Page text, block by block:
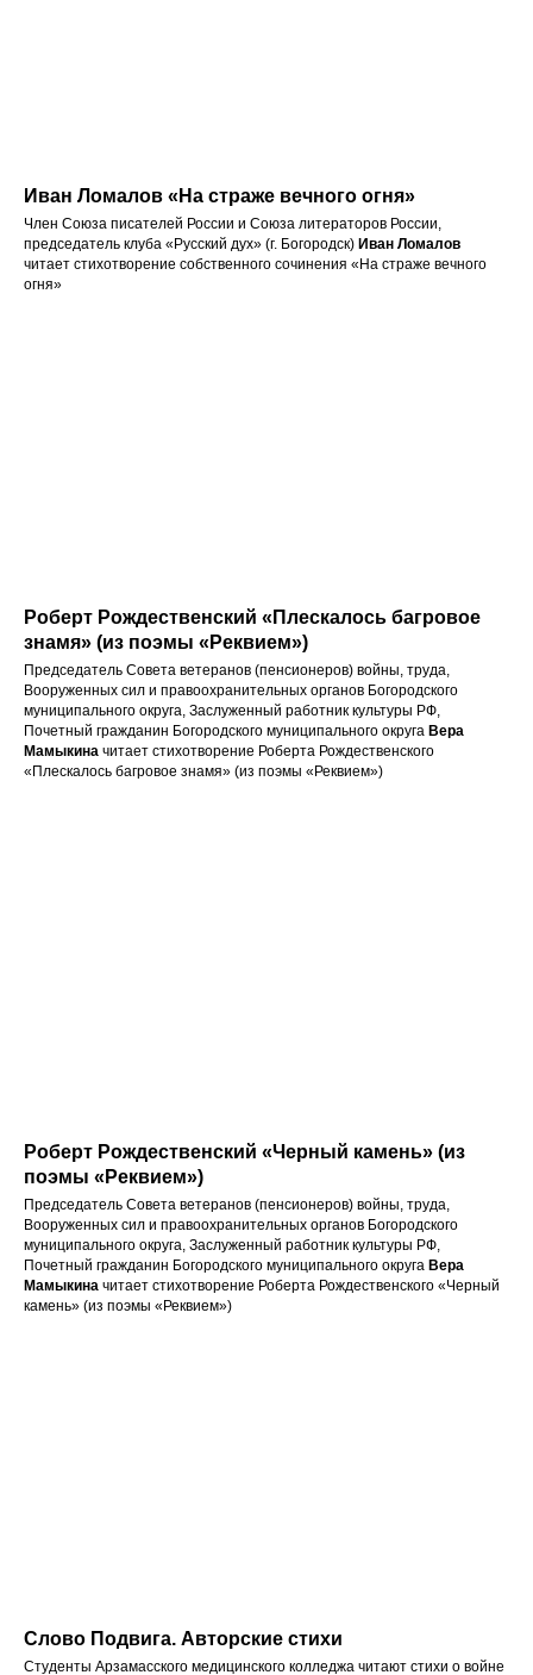
Иван Ломалов «На страже вечного огня»
Член Союза писателей России и Союза литераторов России,
председатель клуба «Русский дух» (г. Богородск) Иван Ломалов
читает стихотворение собственного сочинения «На страже вечного
огня»
Роберт Рождественский «Плескалось багровое
знамя» (из поэмы «Реквием»)
Председатель Совета ветеранов (пенсионеров) войны, труда,
Вооруженных сил и правоохранительных органов Богородского
муниципального округа, Заслуженный работник культуры РФ,
Почетный гражданин Богородского муниципального округа Вера
Мамыкина читает стихотворение Роберта Рождественского
«Плескалось багровое знамя» (из поэмы «Реквием»)
Роберт Рождественский «Черный камень» (из
поэмы «Реквием»)
Председатель Совета ветеранов (пенсионеров) войны, труда,
Вооруженных сил и правоохранительных органов Богородского
муниципального округа, Заслуженный работник культуры РФ,
Почетный гражданин Богородского муниципального округа Вера
Мамыкина читает стихотворение Роберта Рождественского «Черный
камень» (из поэмы «Реквием»)
Слово Подвига. Авторские стихи
Студенты Арзамасского медицинского колледжа читают стихи о войне